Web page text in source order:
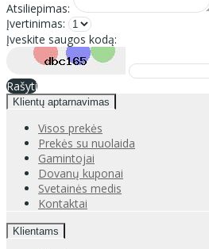
Atsiliepimas:
Įvertinimas:
Įveskite saugos kodą:
Rašyti
Klientų aptarnavimas
Visos prekės
Prekės su nuolaida
Gamintojai
Dovanų kuponai
Svetainės medis
Kontaktai
Klientams